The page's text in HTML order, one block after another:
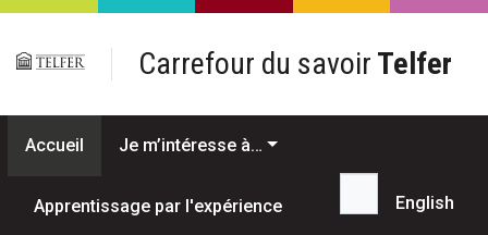
Passer au contenu principal
Carrefour du savoir Telfer
Accueil Je m’intéresse à…
Apprentissage par l'expérience
Recherche...
English